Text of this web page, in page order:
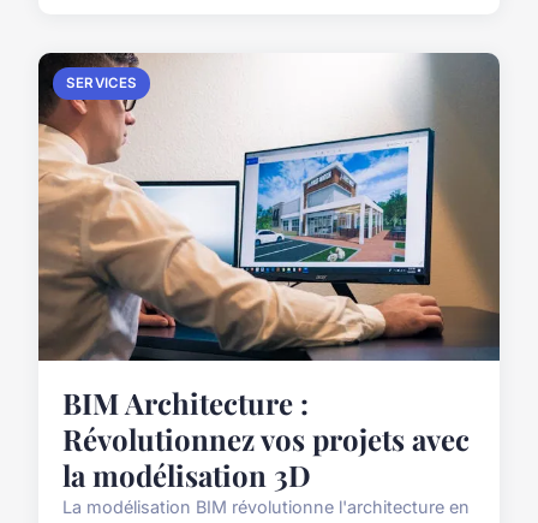
SERVICES
BIM Architecture :
Révolutionnez vos projets avec
la modélisation 3D
La modélisation BIM révolutionne l'architecture en